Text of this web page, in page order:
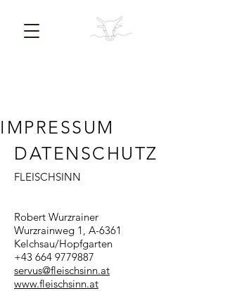
IMPRESSUM
FLEISCHSINN
Robert Wurzrainer
Wurzrainweg 1, A-6361
Kelchsau/Hopfgarten
+43 664 9779887
servus@fleischsinn.at
www.fleischsinn.at
DATENSCHUTZ